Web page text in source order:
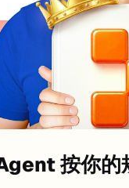
} 格式
按你的